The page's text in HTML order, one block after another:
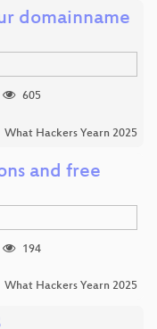
domainname
605
What Hackers Yearn 2025
and free
194
What Hackers Yearn 2025